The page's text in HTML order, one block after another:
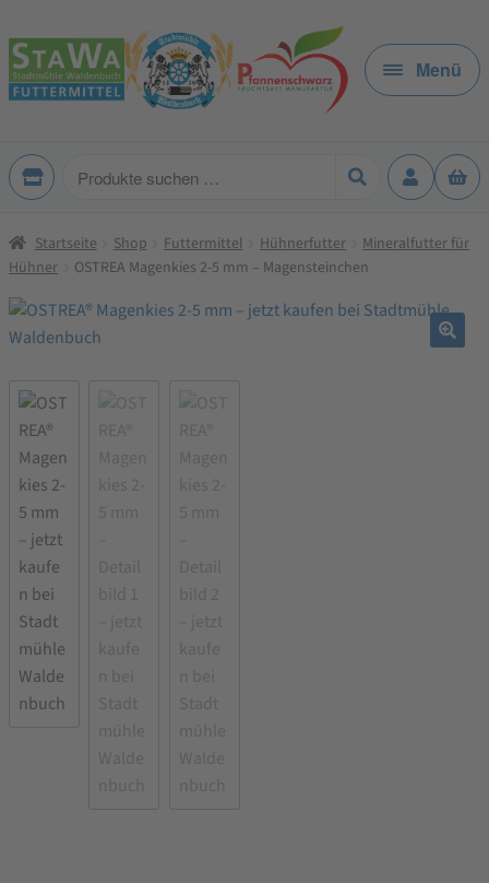
Zur
Navigation
springen
Zum
Inhalt
springen
Menü
Produkte
Startseite Shop Futtermittel Hühnerfutter
Mineralfutter für
Hühner
OSTREA Magenkies 2-5 mm – Magensteinchen